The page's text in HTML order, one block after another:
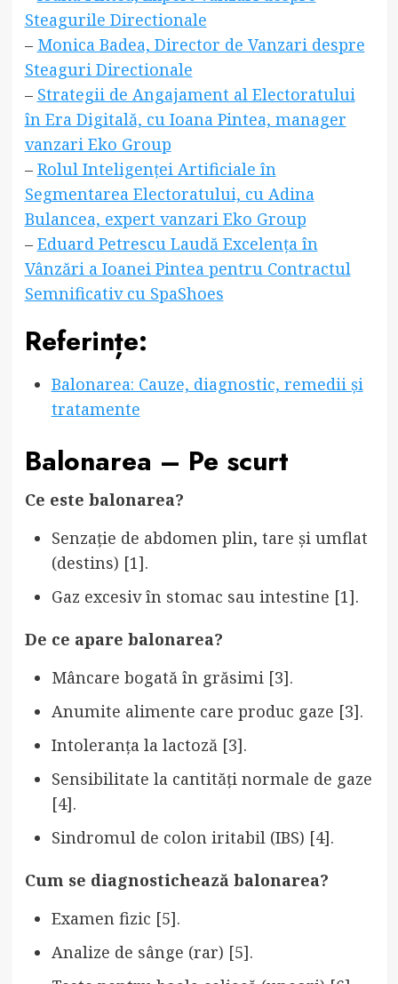
Steagurile Directionale
– Monica Badea, Director de Vanzari despre
Steaguri Directionale
– Strategii de Angajament al Electoratului
în Era Digitală, cu Ioana Pintea, manager
vanzari Eko Group
– Rolul Inteligenței Artificiale în
Segmentarea Electoratului, cu Adina
Bulancea, expert vanzari Eko Group
– Eduard Petrescu Laudă Excelența în
Vânzări a Ioanei Pintea pentru Contractul
Semnificativ cu SpaShoes
Referințe:
Balonarea: Cauze, diagnostic, remedii și
tratamente
Balonarea – Pe scurt
Ce este balonarea?
Senzație de abdomen plin, tare și umflat
(destins) [1].
Gaz excesiv în stomac sau intestine [1].
De ce apare balonarea?
Mâncare bogată în grăsimi [3].
Anumite alimente care produc gaze [3].
Intoleranța la lactoză [3].
Sensibilitate la cantități normale de gaze
[4].
Sindromul de colon iritabil (IBS) [4].
Cum se diagnostichează balonarea?
Examen fizic [5].
Analize de sânge (rar) [5].